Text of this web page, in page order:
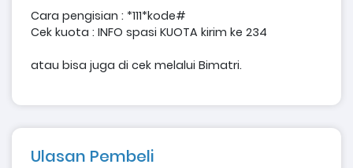
Cara pengisian : *111*kode#
Cek kuota : INFO spasi KUOTA kirim ke 234
atau bisa juga di cek melalui Bimatri.
Ulasan Pembeli